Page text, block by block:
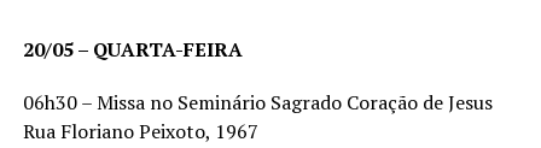
20/05 – QUARTA-FEIRA
06h30 – Missa no Seminário Sagrado Coração de Jesus
Rua Floriano Peixoto, 1967